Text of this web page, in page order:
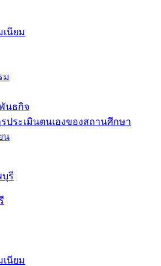
นียม
ม
นธกิจ
ประเมินตนเองของสถานศึกษา
น
นียม